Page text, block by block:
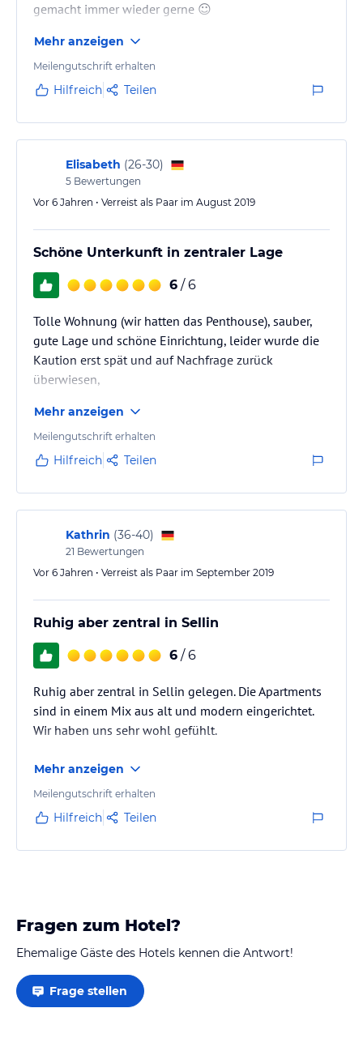
gemacht immer wieder gerne ☺️
Mehr anzeigen
Meilengutschrift erhalten
Hilfreich Teilen
Elisabeth (26-30)
5 Bewertungen
Vor 6 Jahren • Verreist als Paar im August 2019
Schöne Unterkunft in zentraler Lage
6 / 6
Tolle Wohnung (wir hatten das Penthouse), sauber,
gute Lage und schöne Einrichtung, leider wurde die
Kaution erst spät und auf Nachfrage zurück
überwiesen,
Mehr anzeigen
Meilengutschrift erhalten
Hilfreich Teilen
Kathrin (36-40)
21 Bewertungen
Vor 6 Jahren • Verreist als Paar im September 2019
Ruhig aber zentral in Sellin
6 / 6
Ruhig aber zentral in Sellin gelegen. Die Apartments
sind in einem Mix aus alt und modern eingerichtet.
Wir haben uns sehr wohl gefühlt.
Mehr anzeigen
Meilengutschrift erhalten
Hilfreich Teilen
Fragen zum Hotel?
Ehemalige Gäste des Hotels kennen die Antwort!
Frage stellen